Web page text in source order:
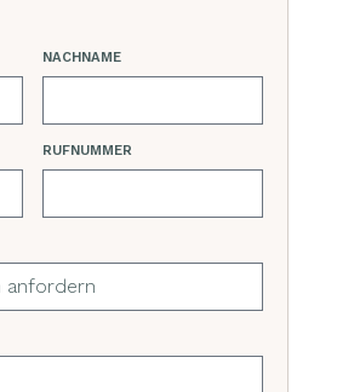
NACHNAME
RUFNUMMER